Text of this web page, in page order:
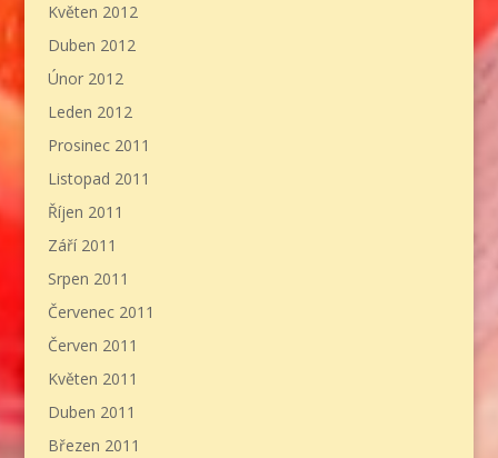
Květen 2012
Duben 2012
Únor 2012
Leden 2012
Prosinec 2011
Listopad 2011
Říjen 2011
Září 2011
Srpen 2011
Červenec 2011
Červen 2011
Květen 2011
Duben 2011
Březen 2011